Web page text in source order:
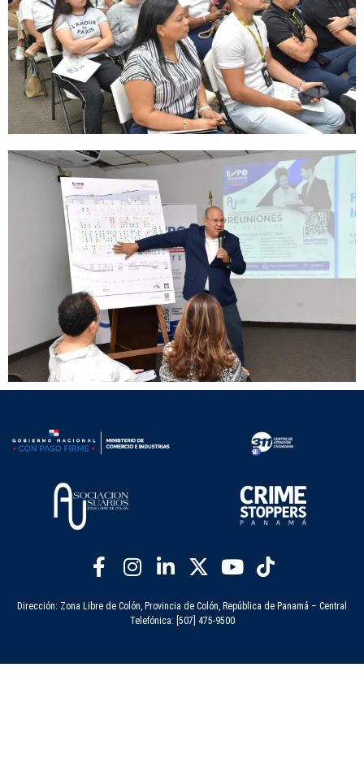
Dirección: Zona Libre de Colón, Provincia de Colón, República de Panamá – Central
Telefónica: [507] 475-9500